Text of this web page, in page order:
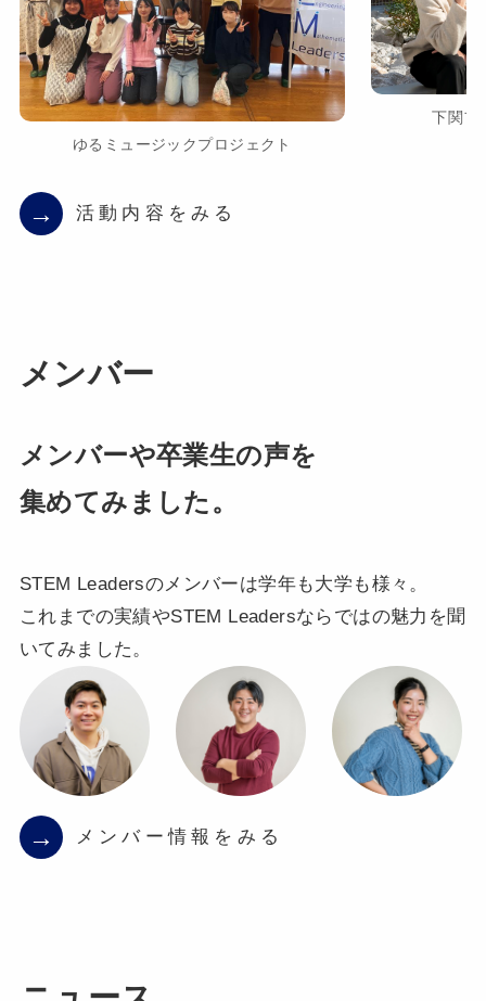
ゆるミュージックプロジェクト
下関フ
→ 活動内容をみる
メンバー
メンバーや卒業生の声を
集めてみました。
STEM Leadersのメンバーは学年も大学も様々。
これまでの実績やSTEM Leadersならではの魅力を聞
いてみました。
→ メンバー情報をみる